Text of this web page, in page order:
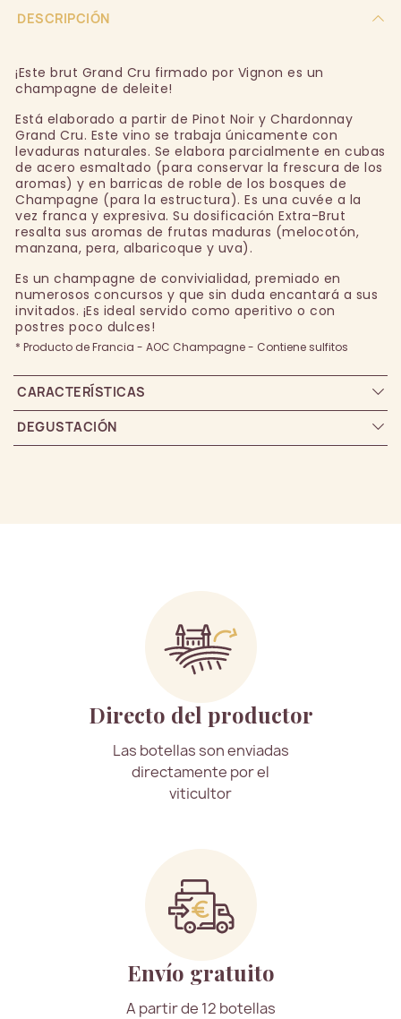
DESCRIPCIÓN
¡Este brut Grand Cru firmado por Vignon es un
champagne de deleite!
Está elaborado a partir de Pinot Noir y Chardonnay
Grand Cru. Este vino se trabaja únicamente con
levaduras naturales. Se elabora parcialmente en cubas
de acero esmaltado (para conservar la frescura de los
aromas) y en barricas de roble de los bosques de
Champagne (para la estructura). Es una cuvée a la
vez franca y expresiva. Su dosificación Extra-Brut
resalta sus aromas de frutas maduras (melocotón,
manzana, pera, albaricoque y uva).
Es un champagne de convivialidad, premiado en
numerosos concursos y que sin duda encantará a sus
invitados. ¡Es ideal servido como aperitivo o con
postres poco dulces!
* Producto de Francia - AOC Champagne - Contiene sulfitos
CARACTERÍSTICAS
DEGUSTACIÓN
Directo del productor
Las botellas son enviadas
directamente por el
viticultor
Envío gratuito
A partir de 12 botellas